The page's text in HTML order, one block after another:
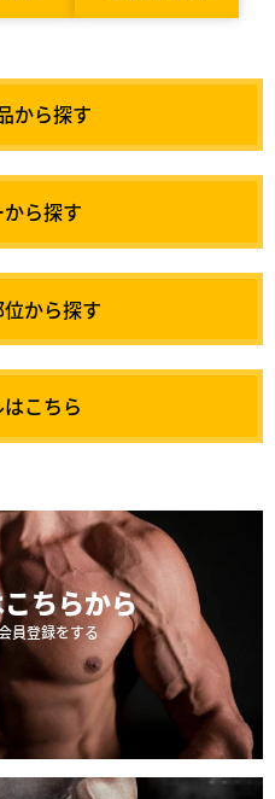
から探す
ら探す
から探す
こちら
こちらから
員登録をする